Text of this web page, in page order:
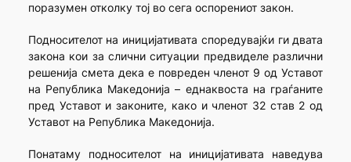
поразумен отколку тој во сега оспорениот закон.
Подносителот на иницијативата споредувајќи ги двата
закона кои за слични ситуации предвиделе различни
решенија смета дека е повреден членот 9 од Уставот
на Република Македонија – еднаквоста на граѓаните
пред Уставот и законите, како и членот 32 став 2 од
Уставот на Република Македонија.
Понатаму подносителот на иницијативата наведува